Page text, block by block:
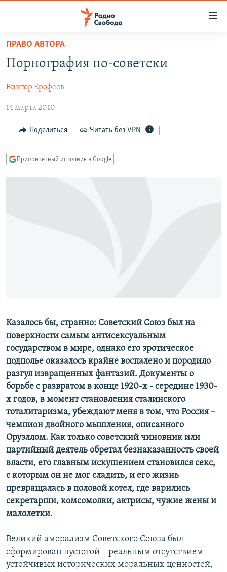
упрощенного
доступа
содержанию
Вернутся
главной
навигации
Вернутся
ПОДКАСТЫ
АВТОРСКИЕ ПРОЕКТЫ
ЦИТАТЫ СВОБОДЫ
МНЕНИЯ
КУЛЬТУРА
IDEL.РЕАЛИИ
Все сайты РСЕ/РС
ПРАВО АВТОРА
Порнография по-советски
Виктор Ерофеев
14 марта 2010
Поделиться Читать без VPN
Приоритетный источник в Google
Казалось бы, странно: Советский Союз был на
поверхности самым антисексуальным
государством в мире, однако его эротическое
подполье оказалось крайне воспалено и породило
разгул извращенных фантазий. Документы о
борьбе с развратом в конце 1920-х - середине 1930-
х годов, в момент становления сталинского
тоталитаризма, убеждают меня в том, что Россия –
чемпион двойного мышления, описанного
Оруэллом. Как только советский чиновник или
партийный деятель обретал безнаказанность своей
власти, его главным искушением становился секс,
с которым он не мог сладить, и его жизнь
превращалась в половой котел, где варились
секретарши, комсомолки, актрисы, чужие жены и
малолетки.
Великий аморализм Советского Союза был
сформирован пустотой – реальным отсутствием
устойчивых исторических моральных ценностей,